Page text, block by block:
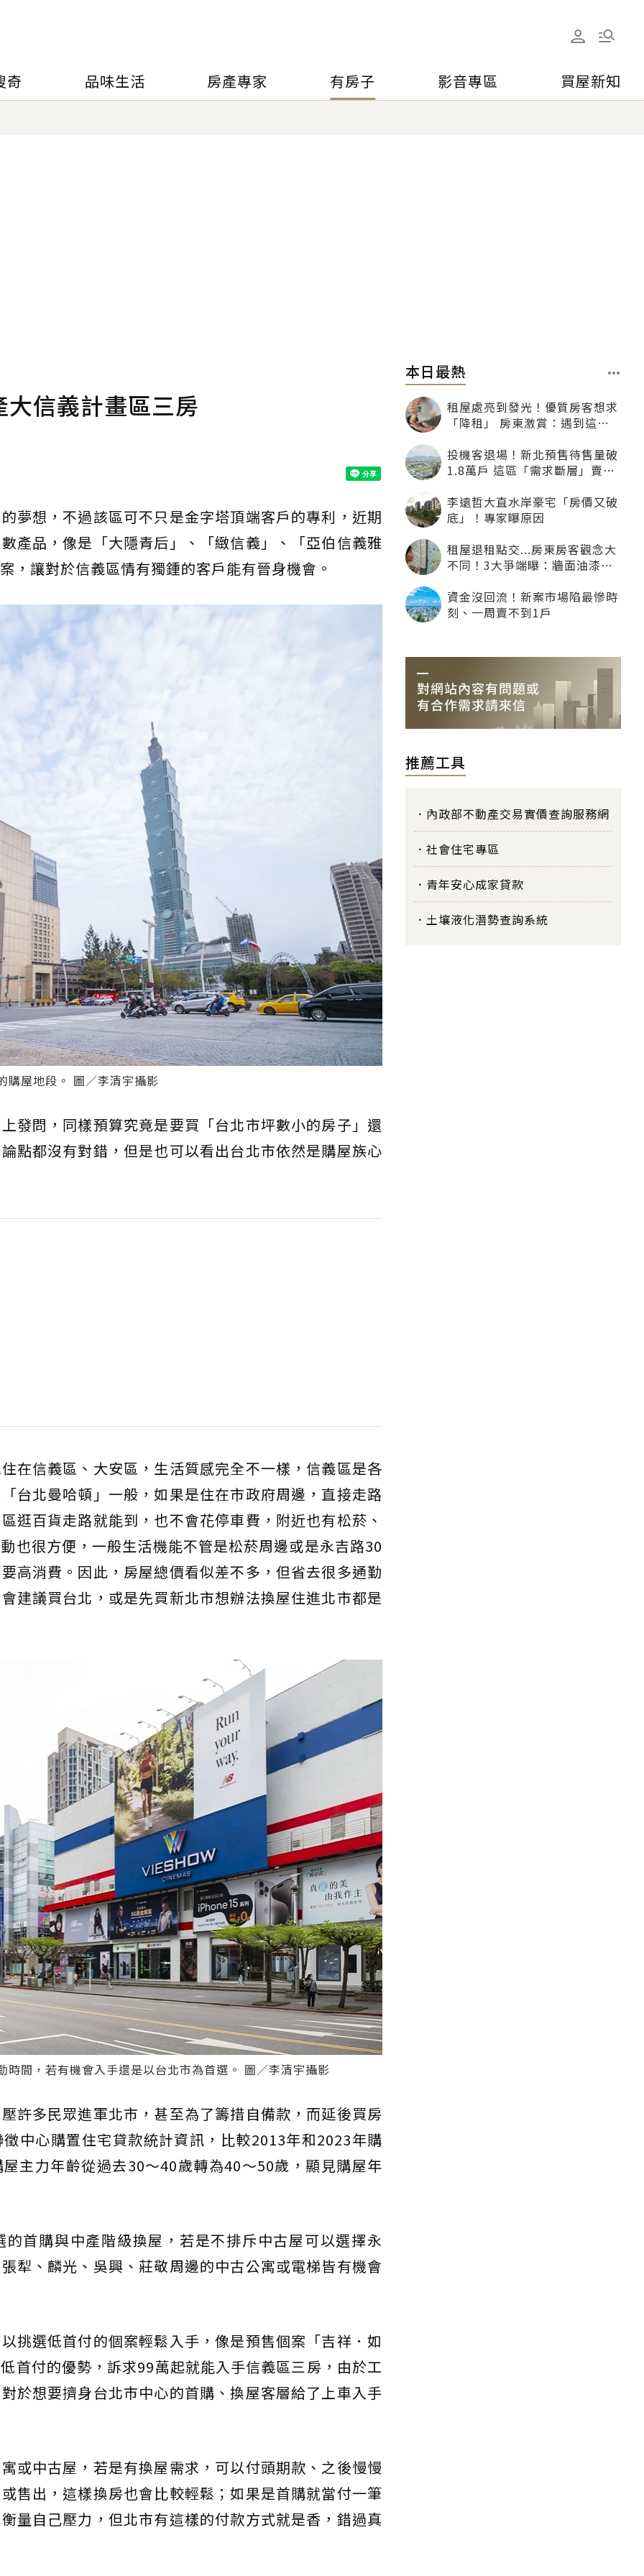
奇 品味生活 房產專家 有房子 影音專區 買屋新知
信義計畫區三房
夢想，不過該區可不只是金字塔頂端客戶的專利，近期
產品，像是「大隱青后」、「緻信義」、「亞伯信義雅
，讓對於信義區情有獨鍾的客戶能有晉身機會。
購屋地段。 圖／李清宇攝影
發問，同樣預算究竟是要買「台北市坪數小的房子」還
點都沒有對錯，但是也可以看出台北市依然是購屋族心
在信義區、大安區，生活質感完全不一樣，信義區是各
台北曼哈頓」一般，如果是住在市政府周邊，直接走路
逛百貨走路就能到，也不會花停車費，附近也有松菸、
也很方便，一般生活機能不管是松菸周邊或是永吉路30
高消費。因此，房屋總價看似差不多，但省去很多通勤
建議買台北，或是先買新北市想辦法換屋住進北市都是
時間，若有機會入手還是以台北市為首選。 圖／李清宇攝影
許多民眾進軍北市，甚至為了籌措自備款，而延後買房
中心購置住宅貸款統計資訊，比較2013年和2023年購
主力年齡從過去30～40歲轉為40～50歲，顯見購屋年
首購與中產階級換屋，若是不排斥中古屋可以選擇永
犁、麟光、吳興、莊敬周邊的中古公寓或電梯皆有機會
挑選低首付的個案輕鬆入手，像是預售個案「吉祥．如
首付的優勢，訴求99萬起就能入手信義區三房，由於工
於想要擠身台北市中心的首購、換屋客層給了上車入手
或中古屋，若是有換屋需求，可以付頭期款、之後慢慢
售出，這樣換房也會比較輕鬆；如果是首購就當付一筆
量自己壓力，但北市有這樣的付款方式就是香，錯過真
本日最熱
租屋處亮到發光！優質房客想求
「降租」 房東激賞：遇到這種
投機客退場！新北預售待售量破
1.8萬戶 這區「需求斷層」賣壓
李遠哲大直水岸豪宅「房價又破
底」！專家曝原因
租屋退租點交...房東房客觀念大
不同！3大爭端曝：牆面油漆、
資金沒回流！新案市場陷最慘時
刻、一周賣不到1戶
推薦工具
內政部不動產交易實價查詢服務網
社會住宅專區
青年安心成家貸款
土壤液化潛勢查詢系統